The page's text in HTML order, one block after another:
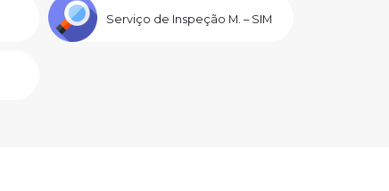
Serviço de Inspeção M. – SIM